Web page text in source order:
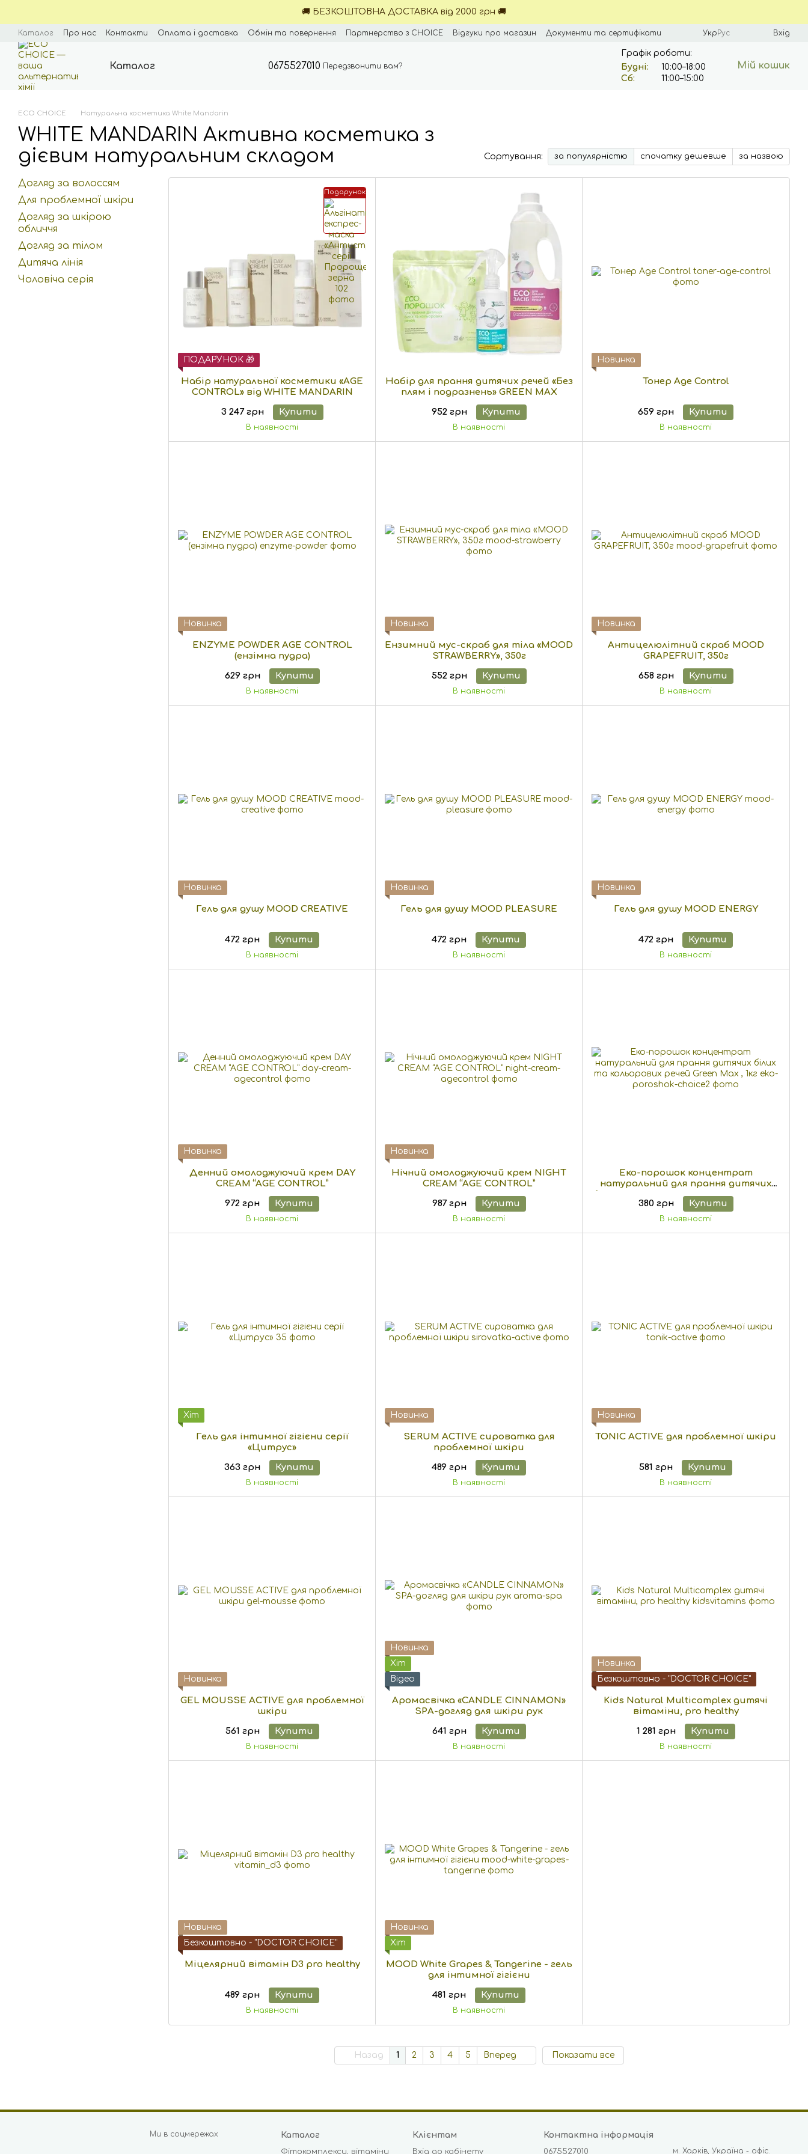
🚚 БЕЗКОШТОВНА ДОСТАВКА від 2000 грн 🚚
Каталог Про нас Контакти Оплата і доставка Обмін та повернення Партнерство з CHOICE Відгуки про магазин
Документи та сертифікати
Блог
Укр Рус Вхід
Каталог 0675527010 Передзвонити вам?
Графік роботи:
Будні:
10:00–18:00
Сб:
11:00–15:00
Мій кошик
ECO CHOICE Натуральна косметика White Mandarin
WHITE MANDARIN Активна косметика з
дієвим натуральним складом
Сортування: за популярністю спочатку дешевше за назвою
Подарунок
ПОДАРУНОК 🎁
Набір натуральної косметики «AGE
CONTROL» від WHITE MANDARIN
3 247 грн
Купити
В наявності
Набір для прання дитячих речей «Без
плям і подразнень» GREEN MAX
952 грн
Купити
В наявності
Новинка
Тонер Age Control
659 грн Купити
В наявності
Новинка
ENZYME POWDER AGE CONTROL
(ензімна пудра)
629 грн
Купити
В наявності
Новинка
Ензимний мус-скраб для тіла «MOOD
STRAWBERRY», 350г
552 грн
Купити
В наявності
Новинка
Антицелюлітний скраб MOOD
GRAPEFRUIT, 350г
658 грн
Купити
В наявності
Новинка
Гель для душу MOOD CREATIVE
472 грн Купити
В наявності
Новинка
Гель для душу MOOD PLEASURE
472 грн Купити
В наявності
Новинка
Гель для душу MOOD ENERGY
472 грн Купити
В наявності
Новинка
Денний омолоджуючий крем DAY
CREAM “AGE CONTROL”
972 грн
Купити
В наявності
Новинка
Нічний омолоджуючий крем NIGHT
CREAM “AGE CONTROL”
987 грн
Купити
В наявності
Еко-порошок концентрат
натуральний для прання дитячих
білих та кольорових речей Green Max
, 1кг
380 грн Купити
В наявності
Хіт
Гель для інтимної гігієни серії
«Цитрус»
363 грн
Купити
В наявності
Новинка
SERUM ACTIVE сироватка для
проблемної шкіри
489 грн
Купити
В наявності
Новинка
TONIC ACTIVE для проблемної шкіри
581 грн Купити
В наявності
Новинка
GEL MOUSSE ACTIVE для проблемної
шкіри
561 грн
Купити
В наявності
Новинка
Хіт
Відео
Аромасвічка «CANDLE CINNAMON»
SPA-догляд для шкіри рук
641 грн
Купити
В наявності
Новинка
Безкоштовно - "DOCTOR CHOICE"
Kids Natural Multicomplex дитячі
вітаміни, pro healthy
1 281 грн
Купити
В наявності
Новинка
Безкоштовно - "DOCTOR CHOICE"
Miцелярний вітамін D3 pro healthy
489 грн Купити
В наявності
Новинка
Хіт
MOOD White Grapes & Tangerine - гель
для інтимної гігієни
481 грн
Купити
В наявності
Назад 1 2 3 4 5 Вперед Показати все
Догляд за волоссям
Для проблемної шкіри
Догляд за шкірою
обличчя
Догляд за тілом
Дитяча лінія
Чоловіча серія
Ми в соцмережах Каталог
Фітокомплекси, вітаміни
Клієнтам
Вхід до кабінету
Контактна інформація
0675527010 м. Харків, Україна - офіс.